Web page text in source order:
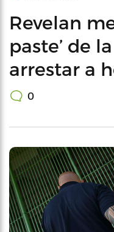
Revelan
paste’ de
arrestar a
0